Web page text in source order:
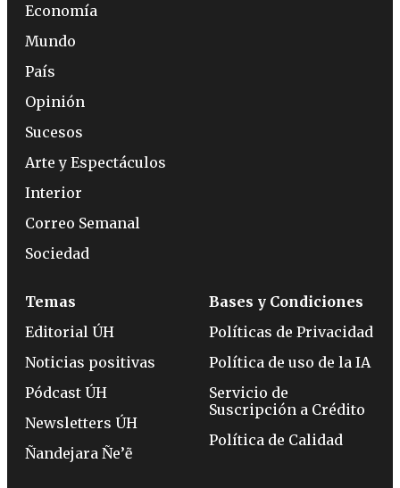
Economía
Mundo
País
Opinión
Sucesos
Arte y Espectáculos
Interior
Correo Semanal
Sociedad
Temas
Editorial ÚH
Noticias positivas
Pódcast ÚH
Newsletters ÚH
Ñandejara Ñe’ẽ
Bases y Condiciones
Políticas de Privacidad
Política de uso de la IA
Servicio de
Suscripción a Crédito
Política de Calidad